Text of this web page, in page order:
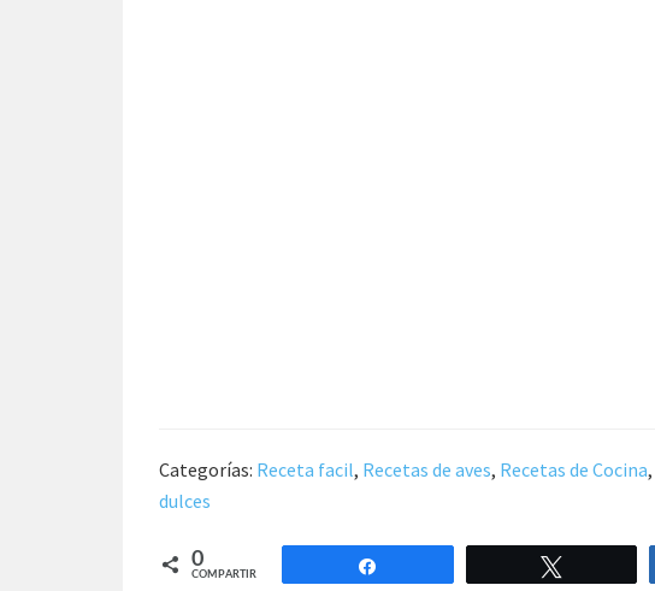
Categorías: Receta facil, Recetas de aves, Recetas de Cocina,
dulces
0
COMPARTIR